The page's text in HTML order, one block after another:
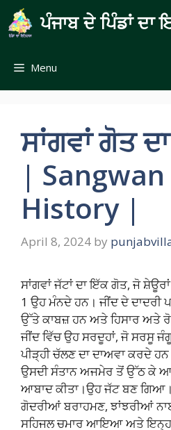
Skip
to
content
ਪੰਜਾਬ ਦੇ ਪਿੰਡਾਂ ਦਾ
Menu
ਸਾਂਗਵਾਂ ਗੋਤ
|
History |
April 8, 2024 by
ਸਾਂਗਵਾਂ ਜੱਟਾਂ ਦਾ ਇੱਕ ਗੋਤ, ਜੋ
1 ਉਹ ਮੰਨਦੇ ਹਨ। ਜੀਂਦ ਦੇ ਦਾਦਰੀ
ਉੱਤੇ ਕਾਬਜ਼ ਹਨ ਅਤੇ ਹਿਸਾਰ ਅਤੇ
ਜੀਂਦ ਵਿੱਚ ਉਹ ਸਰਦੂਹਾਂ, ਜੋ ਸਰਸੂ
ਪੀੜ੍ਹੀ ਚੱਲਣ ਦਾ ਦਾਅਵਾ ਕਰਦੇ
ਉਸਦੀ ਸੰਤਾਨ ਅਜਮੇਰ ਤੋਂ ਉੱਠ ਕੇ
ਆਬਾਦ ਕੀਤਾ।ਉਹ ਜੱਟ ਬਣ ਗਿਆ।
ਗੋਦਰੀਆਂ ਬਰਾਹਮਣ, ਝਾਂਝਰੀਆਂ
ਸਹਿਜਲ ਚਮਾਰ ਆਇਆ ਅਤੇ